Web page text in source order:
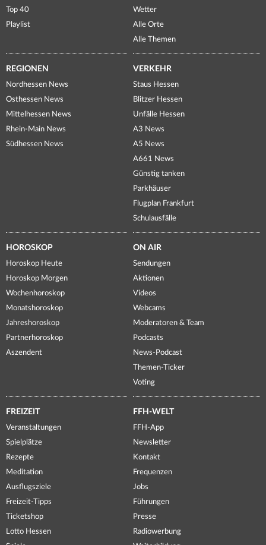
Top 40
Playlist
Wetter
Alle Orte
Alle Themen
REGIONEN
Nordhessen News
Osthessen News
Mittelhessen News
Rhein-Main News
Südhessen News
VERKEHR
Staus Hessen
Blitzer Hessen
Unfälle Hessen
A3 News
A5 News
A661 News
Günstig tanken
Parkhäuser
Flugplan Frankfurt
Schulausfälle
HOROSKOP
Horoskop Heute
Horoskop Morgen
Wochenhoroskop
Monatshoroskop
Jahreshoroskop
Partnerhoroskop
Aszendent
ON AIR
Sendungen
Aktionen
Videos
Webcams
Moderatoren & Team
Podcasts
News-Podcast
Themen-Ticker
Voting
FREIZEIT
Veranstaltungen
Spielplätze
Rezepte
Meditation
Ausflugsziele
Freizeit-Tipps
Ticketshop
Lotto Hessen
FFH-WELT
FFH-App
Newsletter
Kontakt
Frequenzen
Jobs
Führungen
Presse
Radiowerbung